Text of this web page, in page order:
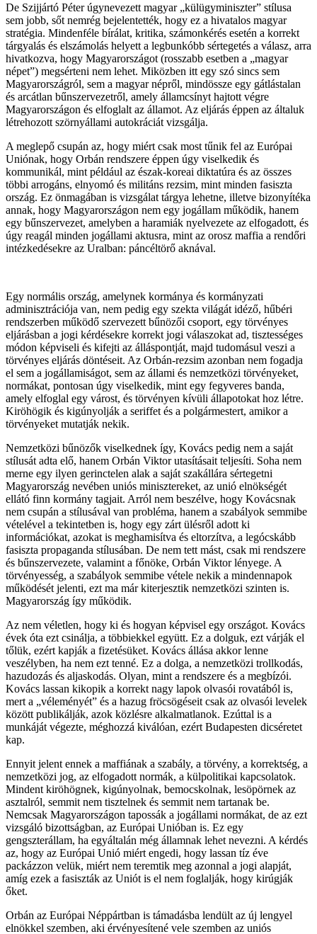
De Szijjártó Péter úgynevezett magyar „külügyminiszter” stílusa
sem jobb, sőt nemrég bejelentették, hogy ez a hivatalos magyar
stratégia. Mindenféle bírálat, kritika, számonkérés esetén a korrekt
tárgyalás és elszámolás helyett a legbunkóbb sértegetés a válasz, arra
hivatkozva, hogy Magyarországot (rosszabb esetben a „magyar
népet”) megsérteni nem lehet. Miközben itt egy szó sincs sem
Magyarországról, sem a magyar népről, mindössze egy gátlástalan
és arcátlan bűnszervezetről, amely államcsínyt hajtott végre
Magyarországon és elfoglalt az államot. Az eljárás éppen az általuk
létrehozott szörnyállami autokráciát vizsgálja.
A meglepő csupán az, hogy miért csak most tűnik fel az Európai
Uniónak, hogy Orbán rendszere éppen úgy viselkedik és
kommunikál, mint például az észak-koreai diktatúra és az összes
többi arrogáns, elnyomó és militáns rezsim, mint minden fasiszta
ország. Ez önmagában is vizsgálat tárgya lehetne, illetve bizonyítéka
annak, hogy Magyarországon nem egy jogállam működik, hanem
egy bűnszervezet, amelyben a haramiák nyelvezete az elfogadott, és
úgy reagál minden jogállami aktusra, mint az orosz maffia a rendőri
intézkedésekre az Uralban: páncéltörő aknával.
Egy normális ország, amelynek kormánya és kormányzati
adminisztrációja van, nem pedig egy szekta világát idéző, hűbéri
rendszerben működő szervezett bűnözői csoport, egy törvényes
eljárásban a jogi kérdésekre korrekt jogi válaszokat ad, tisztességes
módon képviseli és kifejti az álláspontját, majd tudomásul veszi a
törvényes eljárás döntéseit. Az Orbán-rezsim azonban nem fogadja
el sem a jogállamiságot, sem az állami és nemzetközi törvényeket,
normákat, pontosan úgy viselkedik, mint egy fegyveres banda,
amely elfoglal egy várost, és törvényen kívüli állapotokat hoz létre.
Kiröhögik és kigúnyolják a seriffet és a polgármestert, amikor a
törvényeket mutatják nekik.
Nemzetközi bűnözők viselkednek így, Kovács pedig nem a saját
stílusát adta elő, hanem Orbán Viktor utasításait teljesíti. Soha nem
merne egy ilyen gerinctelen alak a saját szakállára sértegetni
Magyarország nevében uniós minisztereket, az unió elnökségét
ellátó finn kormány tagjait. Arról nem beszélve, hogy Kovácsnak
nem csupán a stílusával van probléma, hanem a szabályok semmibe
vételével a tekintetben is, hogy egy zárt ülésről adott ki
információkat, azokat is meghamisítva és eltorzítva, a legócskább
fasiszta propaganda stílusában. De nem tett mást, csak mi rendszere
és bűnszervezete, valamint a főnöke, Orbán Viktor lényege. A
törvényesség, a szabályok semmibe vétele nekik a mindennapok
működését jelenti, ezt ma már kiterjesztik nemzetközi szinten is.
Magyarország így működik.
Az nem véletlen, hogy ki és hogyan képvisel egy országot. Kovács
évek óta ezt csinálja, a többiekkel együtt. Ez a dolguk, ezt várják el
tőlük, ezért kapják a fizetésüket. Kovács állása akkor lenne
veszélyben, ha nem ezt tenné. Ez a dolga, a nemzetközi trollkodás,
hazudozás és aljaskodás. Olyan, mint a rendszere és a megbízói.
Kovács lassan kikopik a korrekt nagy lapok olvasói rovatából is,
mert a „véleményét” és a hazug fröcsögéseit csak az olvasói levelek
között publikálják, azok közlésre alkalmatlanok. Ezúttal is a
munkáját végezte, méghozzá kiválóan, ezért Budapesten dicséretet
kap.
Ennyit jelent ennek a maffiának a szabály, a törvény, a korrektség, a
nemzetközi jog, az elfogadott normák, a külpolitikai kapcsolatok.
Mindent kiröhögnek, kigúnyolnak, bemocskolnak, lesöpörnek az
asztalról, semmit nem tisztelnek és semmit nem tartanak be.
Nemcsak Magyarországon tapossák a jogállami normákat, de az ezt
vizsgáló bizottságban, az Európai Unióban is. Ez egy
gengszterállam, ha egyáltalán még államnak lehet nevezni. A kérdés
az, hogy az Európai Unió miért engedi, hogy lassan tíz éve
packázzon velük, miért nem teremtik meg azonnal a jogi alapját,
amíg ezek a fasiszták az Uniót is el nem foglalják, hogy kirúgják
őket.
Orbán az Európai Néppártban is támadásba lendült az új lengyel
elnökkel szemben, aki érvényesítené vele szemben az uniós